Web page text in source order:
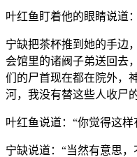
叶红鱼盯着他的眼睛说道
宁缺把茶杯推到她的手边
会馆里的诸阀子弟送回去
们的尸首现在都在院外，
河，我没有替这些人收尸
叶红鱼说道：“你觉得这样
宁缺说道：“当然有意思